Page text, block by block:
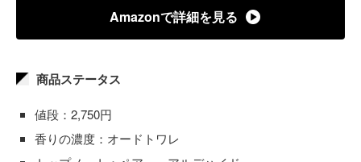
Amazonで詳細を見る
商品ステータス
値段：2,750円
香りの濃度：オードトワレ